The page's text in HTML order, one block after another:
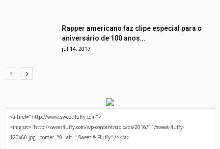
Rapper americano faz clipe especial para o
aniversário de 100 anos...
jul 14, 2017